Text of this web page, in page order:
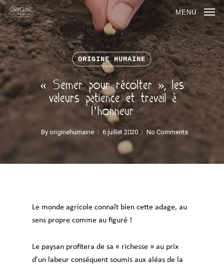
MENU
ORIGINE HUMAINE
« Semer pour récolter »​, les
valeurs patience et travail à
l’honneur
By originehumaine 6 juillet 2020 No Comments
Le monde agricole connaît bien cette adage, au
sens propre comme au figuré !
Le paysan profitera de sa « richesse » au prix
d’un labeur conséquent soumis aux aléas de la